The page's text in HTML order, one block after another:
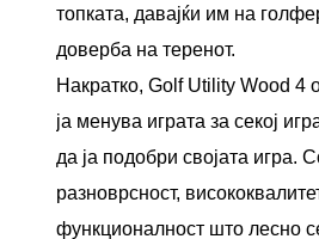
топката, давајќи им на
доверба на теренот.
Накратко, Golf Utility Wood 4
ја менува играта за секој
да ја подобри својата игра.
разноврсност,
функционалност што лесно